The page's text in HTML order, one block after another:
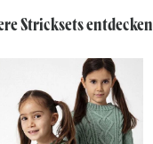
Stricksets entdecken